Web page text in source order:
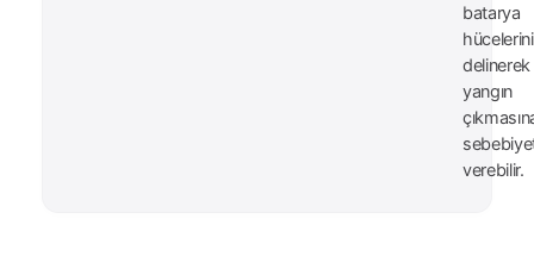
batarya
delinerek
yangın
verebilir.